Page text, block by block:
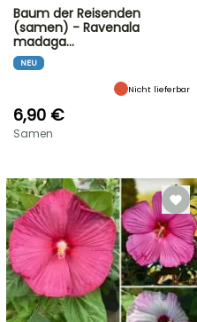
Baum der Reisenden
(samen) - Ravenala
madaga…
NEU
Nicht lieferbar
6,90 €
Samen